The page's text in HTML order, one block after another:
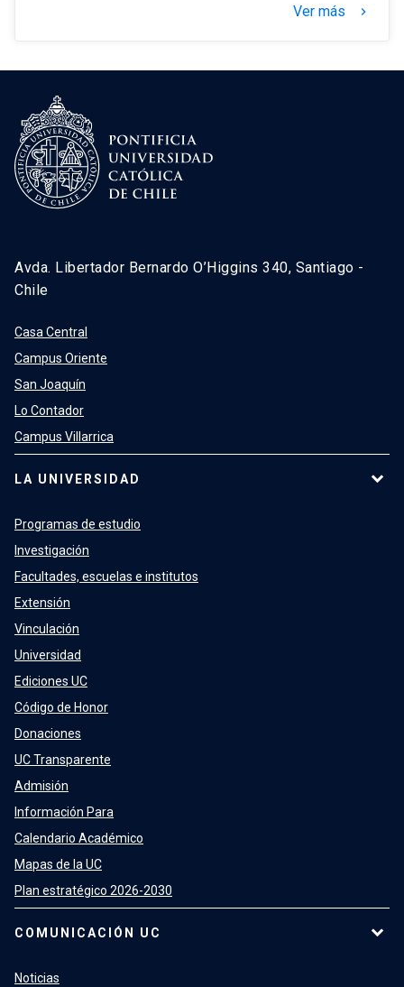
Ver más keyboard_arrow_right
Avda. Libertador Bernardo O’Higgins 340, Santiago -
Chile
Casa Central
Campus Oriente
San Joaquín
Lo Contador
Campus Villarrica
LA UNIVERSIDAD
Programas de estudio
Investigación
Facultades, escuelas e institutos
Extensión
Vinculación
Universidad
Ediciones UC
Código de Honor
Donaciones
UC Transparente
Admisión
Información Para
Calendario Académico
Mapas de la UC
Plan estratégico 2026-2030
COMUNICACIÓN UC
Noticias